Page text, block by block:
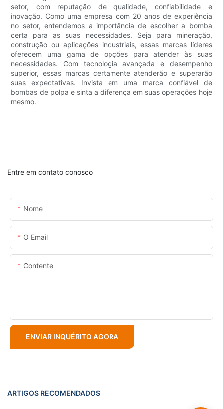
setor, com reputação de qualidade, confiabilidade e
inovação. Como uma empresa com 20 anos de experiência
no setor, entendemos a importância de escolher a bomba
certa para as suas necessidades. Seja para mineração,
construção ou aplicações industriais, essas marcas líderes
oferecem uma gama de opções para atender às suas
necessidades. Com tecnologia avançada e desempenho
superior, essas marcas certamente atenderão e superarão
suas expectativas. Invista em uma marca confiável de
bombas de polpa e sinta a diferença em suas operações hoje
mesmo.
Entre em contato conosco
Nome
O Email
Contente
ENVIAR INQUÉRITO AGORA
ARTIGOS RECOMENDADOS